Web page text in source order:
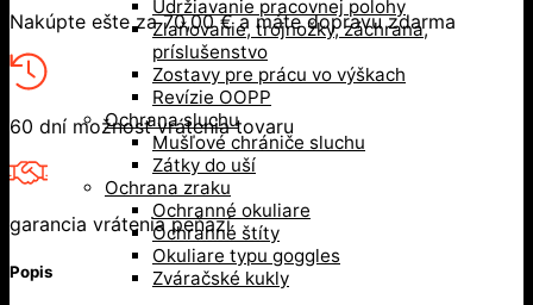
Udržiavanie pracovnej polohy
Zlaňovanie, trojnožky, záchrana,
príslušenstvo
Zostavy pre prácu vo výškach
Revízie OOPP
Ochrana sluchu
Mušľové chrániče sluchu
Zátky do uší
Ochrana zraku
Ochranné okuliare
Ochranné štíty
Okuliare typu goggles
Zváračské kukly
Nakúpte ešte za70,00€a máte dopravu zdarma
60 dní možnosť vrátenia tovaru
garancia vrátenia peňazí
Popis